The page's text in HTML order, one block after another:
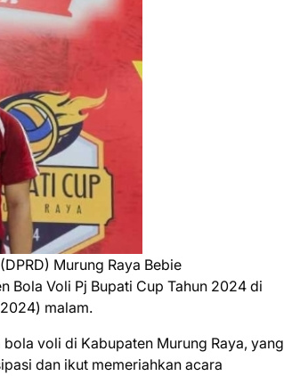
Murung Raya Bebie
Bola Voli Pj Bupati Cup Tahun 2024 di
malam.
voli di Kabupaten Murung Raya, yang
dan ikut memeriahkan acara